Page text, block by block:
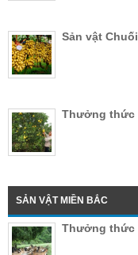
Sản vật
Thưởng thức
SẢN VẬT MIỀN BẮC
Thưởng thức